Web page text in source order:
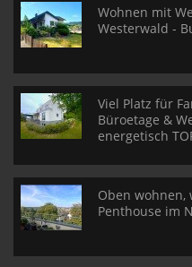
Wohnen mit
Westerwald -
Viel Platz für
Büroetage &
energetisch
Oben wohnen,
Penthouse im